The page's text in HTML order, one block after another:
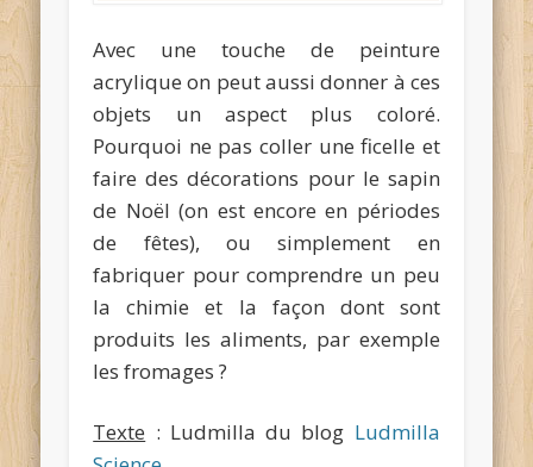
Avec une touche de peinture
acrylique on peut aussi donner à ces
objets un aspect plus coloré.
Pourquoi ne pas coller une ficelle et
faire des décorations pour le sapin
de Noël (on est encore en périodes
de fêtes), ou simplement en
fabriquer pour comprendre un peu
la chimie et la façon dont sont
produits les aliments, par exemple
les fromages ?
Texte : Ludmilla du blog Ludmilla